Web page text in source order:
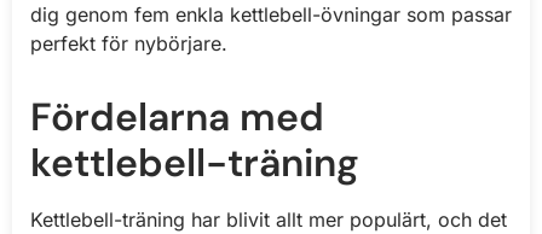
dig genom fem enkla kettlebell-övningar som passar
perfekt för nybörjare.
Fördelarna med
kettlebell-träning
Kettlebell-träning har blivit allt mer populärt, och det